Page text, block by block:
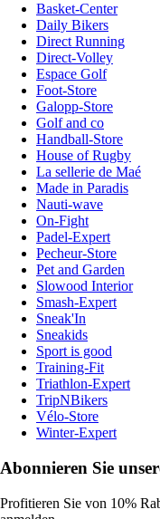
Basket-Center
Daily Bikers
Direct Running
Direct-Volley
Espace Golf
Foot-Store
Galopp-Store
Golf and co
Handball-Store
House of Rugby
La sellerie de Maé
Made in Paradis
Nauti-wave
On-Fight
Padel-Expert
Pecheur-Store
Pet and Garden
Slowood Interior
Smash-Expert
Sneak'In
Sneakids
Sport is good
Training-Fit
Triathlon-Expert
TripNBikers
Vélo-Store
Winter-Expert
Abonnieren Sie
Profitieren Sie von 10%